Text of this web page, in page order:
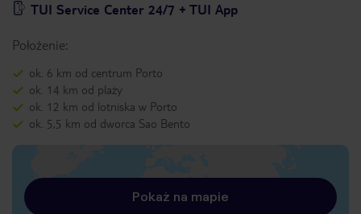
TUI Service Center 24/7 + TUI App
Położenie:
ok. 6 km od centrum Porto
ok. 14 km od plaży
ok. 12 km od lotniska w Porto
ok. 5,5 km od dworca Sao Bento
Pokaż na mapie